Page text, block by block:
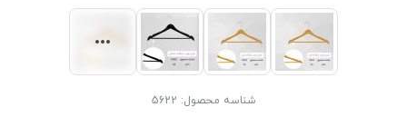
شناسه محصول: 5622